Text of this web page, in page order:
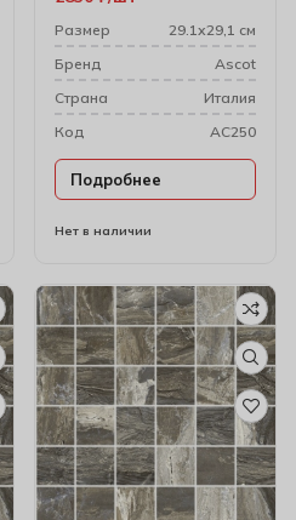
Нет в наличии
Размер
29.1х29,1 см
Бренд
Ascot
Cтрана
Италия
Код
AC250
Подробнее